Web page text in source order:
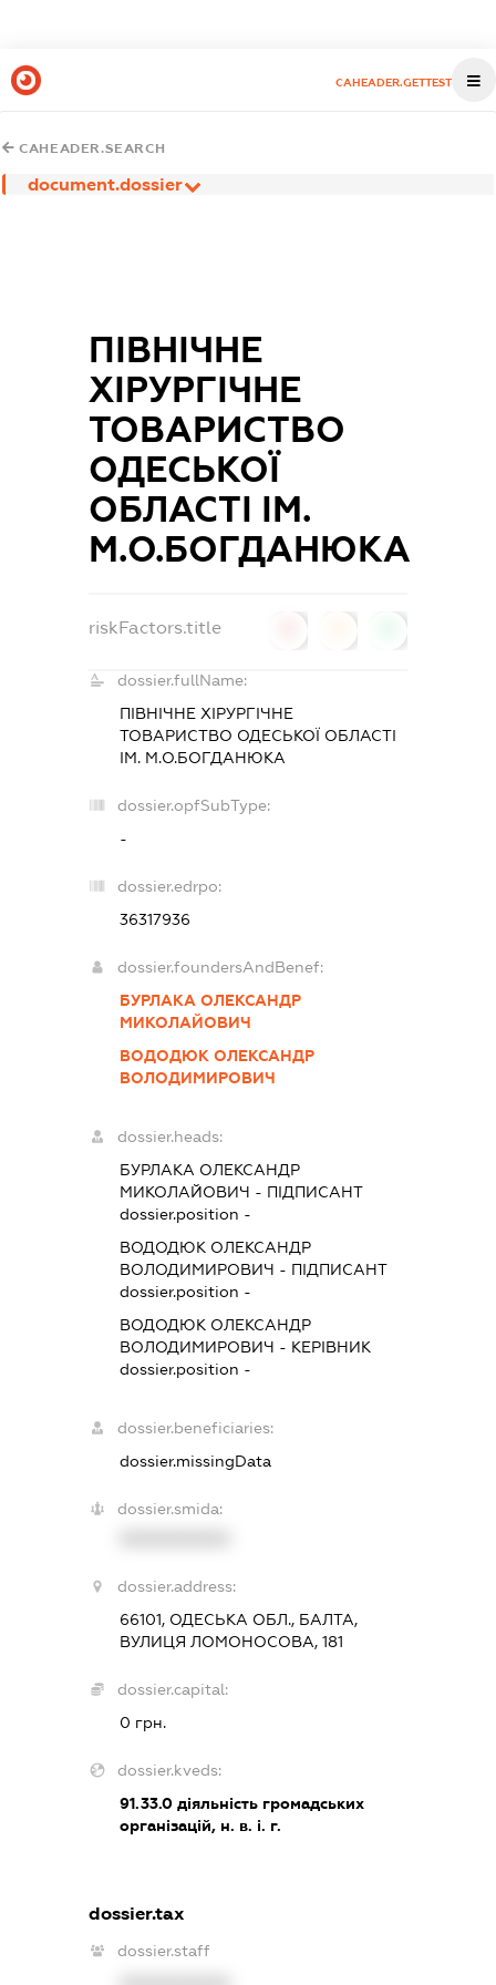
CAHEADER.GETTEST
CAHEADER.SEARCH
document.dossier
ПІВНІЧНЕ
ХІРУРГІЧНЕ
ТОВАРИСТВО
ОДЕСЬКОЇ
ОБЛАСТІ ІМ.
М.О.БОГДАНЮКА
riskFactors.title
dossier.fullName:
ПІВНІЧНЕ ХІРУРГІЧНЕ
ТОВАРИСТВО ОДЕСЬКОЇ ОБЛАСТІ
ІМ. М.О.БОГДАНЮКА
dossier.opfSubType:
-
dossier.edrpo:
36317936
dossier.foundersAndBenef:
БУРЛАКА ОЛЕКСАНДР
МИКОЛАЙОВИЧ
ВОДОДЮК ОЛЕКСАНДР
ВОЛОДИМИРОВИЧ
dossier.heads:
БУРЛАКА ОЛЕКСАНДР
МИКОЛАЙОВИЧ - ПІДПИСАНТ
dossier.position -
ВОДОДЮК ОЛЕКСАНДР
ВОЛОДИМИРОВИЧ - ПІДПИСАНТ
dossier.position -
ВОДОДЮК ОЛЕКСАНДР
ВОЛОДИМИРОВИЧ - КЕРІВНИК
dossier.position -
dossier.beneficiaries:
dossier.missingData
dossier.smida:
dossier.address:
66101, ОДЕСЬКА ОБЛ., БАЛТА,
ВУЛИЦЯ ЛОМОНОСОВА, 181
dossier.capital:
0 грн.
dossier.kveds:
91.33.0 діяльність громадських
організацій, н. в. і. г.
dossier.tax
dossier.staff